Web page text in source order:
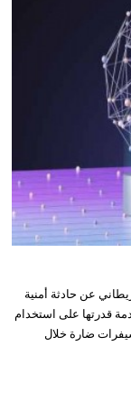
عن حادثة أمنية
قدرتها على استخدام
ضارة خلال